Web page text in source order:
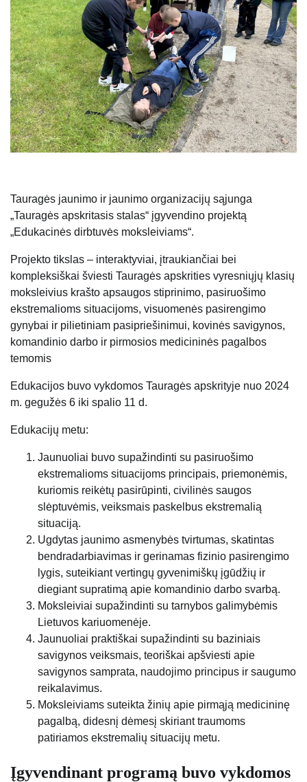
Tauragės jaunimo ir jaunimo organizacijų sąjunga
„Tauragės apskritasis stalas“ įgyvendino projektą
„Edukacinės dirbtuvės moksleiviams“.
Projekto tikslas – interaktyviai, įtraukiančiai bei
kompleksiškai šviesti Tauragės apskrities vyresniųjų klasių
moksleivius krašto apsaugos stiprinimo, pasiruošimo
ekstremalioms situacijoms, visuomenės pasirengimo
gynybai ir pilietiniam pasipriešinimui, kovinės savigynos,
komandinio darbo ir pirmosios medicininės pagalbos
temomis
Edukacijos buvo vykdomos Tauragės apskrityje nuo 2024
m. gegužės 6 iki spalio 11 d.
Edukacijų metu:
Jaunuoliai buvo supažindinti su pasiruošimo
ekstremalioms situacijoms principais, priemonėmis,
kuriomis reikėtų pasirūpinti, civilinės saugos
slėptuvėmis, veiksmais paskelbus ekstremalią
situaciją.
Ugdytas jaunimo asmenybės tvirtumas, skatintas
bendradarbiavimas ir gerinamas fizinio pasirengimo
lygis, suteikiant vertingų gyvenimiškų įgūdžių ir
diegiant supratimą apie komandinio darbo svarbą.
Moksleiviai supažindinti su tarnybos galimybėmis
Lietuvos kariuomenėje.
Jaunuoliai praktiškai supažindinti su baziniais
savigynos veiksmais, teoriškai apšviesti apie
savigynos samprata, naudojimo principus ir saugumo
reikalavimus.
Moksleiviams suteikta žinių apie pirmąją medicininę
pagalbą, didesnį dėmesį skiriant traumoms
patiriamos ekstremalių situacijų metu.
Įgyvendinant programą buvo vykdomos